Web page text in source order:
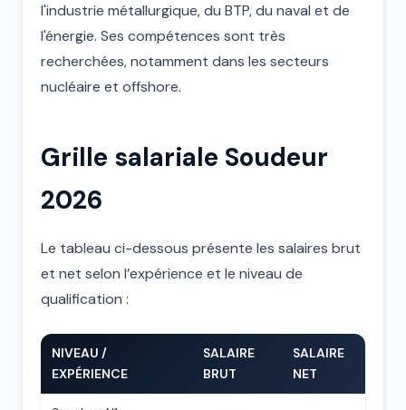
l'industrie métallurgique, du BTP, du naval et de
l'énergie. Ses compétences sont très
recherchées, notamment dans les secteurs
nucléaire et offshore.
Grille salariale Soudeur
2026
Le tableau ci-dessous présente les salaires brut
et net selon l’expérience et le niveau de
qualification :
NIVEAU /
EXPÉRIENCE
SALAIRE
BRUT
SALAIRE
NET